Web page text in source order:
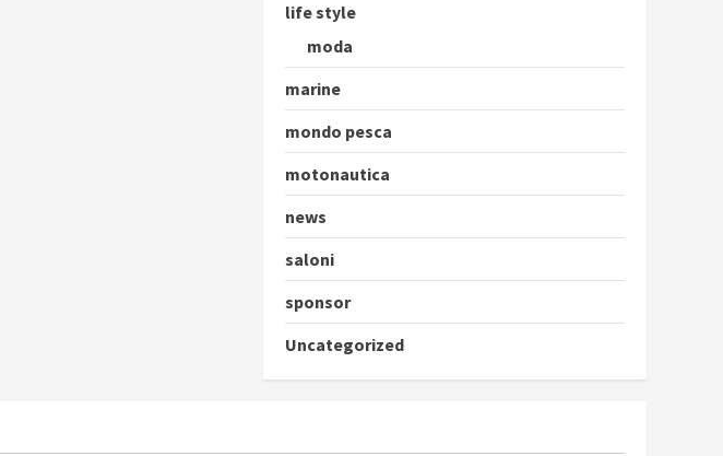
life style
moda
marine
mondo pesca
motonautica
news
saloni
sponsor
Uncategorized